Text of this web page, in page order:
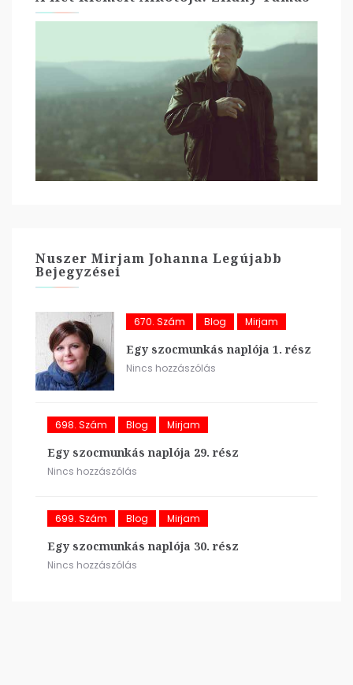
Nuszer Mirjam Johanna Legújabb
Bejegyzései
670. Szám Blog Mirjam
Egy szocmunkás naplója 1. rész
Nincs hozzászólás
698. Szám Blog Mirjam
Egy szocmunkás naplója 29. rész
Nincs hozzászólás
699. Szám Blog Mirjam
Egy szocmunkás naplója 30. rész
Nincs hozzászólás